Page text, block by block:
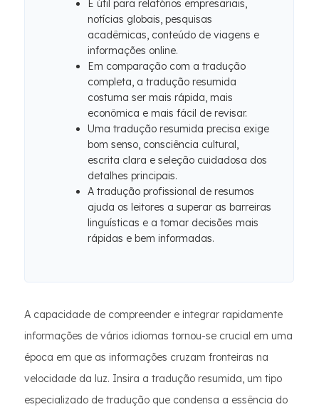
É útil para relatórios empresariais,
notícias globais, pesquisas
acadêmicas, conteúdo de viagens e
informações online.
Em comparação com a tradução
completa, a tradução resumida
costuma ser mais rápida, mais
econômica e mais fácil de revisar.
Uma tradução resumida precisa exige
bom senso, consciência cultural,
escrita clara e seleção cuidadosa dos
detalhes principais.
A tradução profissional de resumos
ajuda os leitores a superar as barreiras
linguísticas e a tomar decisões mais
rápidas e bem informadas.
A capacidade de compreender e integrar rapidamente
informações de vários idiomas tornou-se crucial em uma
época em que as informações cruzam fronteiras na
velocidade da luz. Insira a tradução resumida, um tipo
especializado de tradução que condensa a essência do